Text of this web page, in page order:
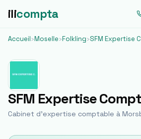
ilicompta
Accueil›Moselle›Folkling›SFM Expertise
SFM Expertise
Cabinet d'expertise comptable à